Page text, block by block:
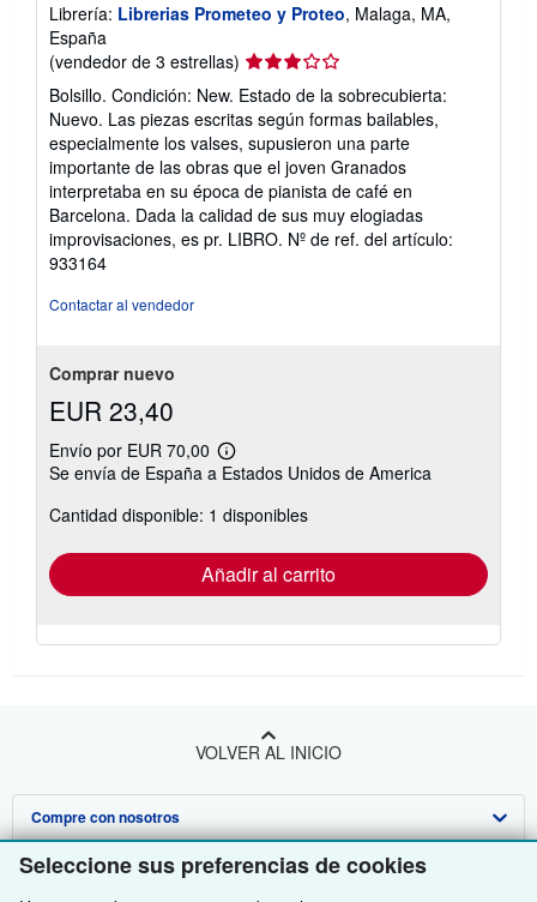
Seleccione sus preferencias de cookies
Librería: Librerias Prometeo y Proteo, Malaga, MA,
España
(vendedor de 3 estrellas) Calificación
del
vendedor:
3
de
5
estrellas
Bolsillo. Condición: New. Estado de la sobrecubierta:
Nuevo. Las piezas escritas según formas bailables,
especialmente los valses, supusieron una parte
importante de las obras que el joven Granados
interpretaba en su época de pianista de café en
Barcelona. Dada la calidad de sus muy elogiadas
improvisaciones, es pr. LIBRO. Nº de ref. del artículo:
933164
Contactar al vendedor
Comprar nuevo
EUR 23,40
Envío por EUR 70,00
Más
información
las
tarifas
envío
Se envía de España a Estados Unidos de America
Cantidad disponible: 1 disponibles
Añadir al carrito
VOLVER AL INICIO
Compre con nosotros
Búsqueda avanzada
Venda con nosotros